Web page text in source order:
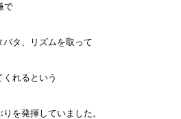
で
バタ、リズムを取って
れるという
を発揮していました。